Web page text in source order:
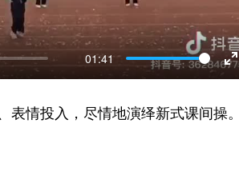
01:41
t
表情投入，尽情地演绎新式课间操